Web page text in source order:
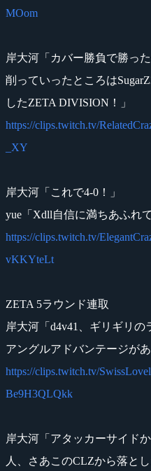
MOom
岸大河「カバー勝負で勝っ
削っていったところは
したZETA DIVISION！」
https://clips.twitch.tv/
_XY
岸大河「これで4-0！」
yue「Xdll自信に満ちあふれ
https://clips.twitch.tv/
vKKYteLt
ZETA 5ラウンド連取
岸大河「d4v41、ギリギリの
アングルアドバンテージがあ
https://clips.twitch.tv/
Be9H3QLQkk
岸大河「アタッカーサイド
人、さあこのCLZから落と